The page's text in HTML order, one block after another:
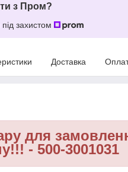
з Пром?
захистом
Доставка
для
- 500-3001031